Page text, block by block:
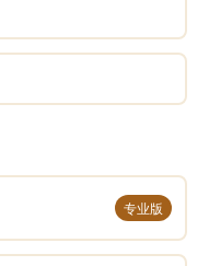
专业版